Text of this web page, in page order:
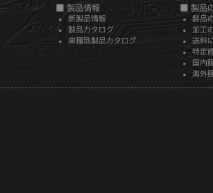
■ 製品情報
新製品情報
製品カタログ
車種別製品カタログ
■ 製品
製品
加工
送料
特定
国内
海外